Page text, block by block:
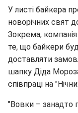
У листі байкера
новорічних свят
Зокрема,
те, що байкери
доставляти
шапку Діда
співпраці на
"Вовки – занадто